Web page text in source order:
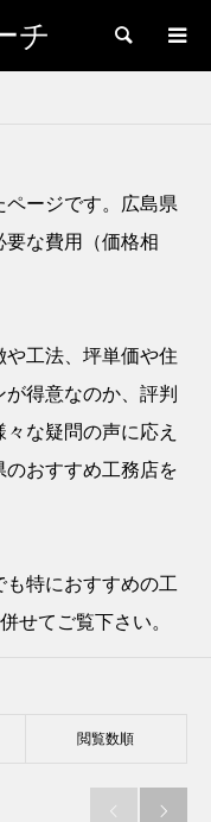
チ 検索
ページです。広島県
要な費用（価格相
工法、坪単価や住
得意なのか、評判
な疑問の声に応え
のおすすめ工務店を
特におすすめの工
せてご覧下さい。
閲覧数順
 